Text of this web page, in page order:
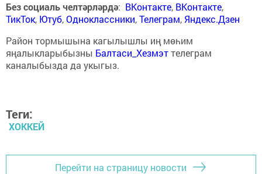
Без социаль челтәрләрдә: ВКонтакте, ВКонтакте,
ТикТок, Ютуб,Одноклассники,Телеграм, Яндекс.Дзен
Район тормышына кагылышлы иң мөһим
яңалыкларыбызны Балтаси_Хезмэттелеграм
каналыбызда да укыгыз.
Теги:
ХОККЕЙ
Перейти на страницу новости